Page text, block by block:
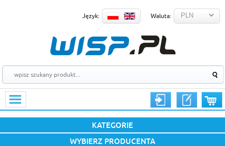
Język: Waluta:
KATEGORIE
WYBIERZ PRODUCENTA